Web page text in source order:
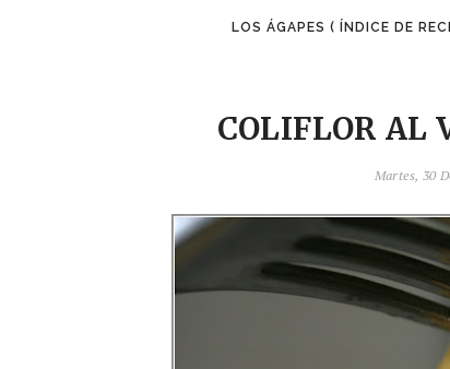
LOS ÁGAPES ( ÍNDICE DE
COLIFLOR AL
Martes, 30